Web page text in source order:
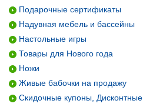
Подарочные сертификаты
Надувная мебель и бассейны
Настольные игры
Товары для Нового года
Ножи
Живые бабочки на продажу
Скидочные купоны,